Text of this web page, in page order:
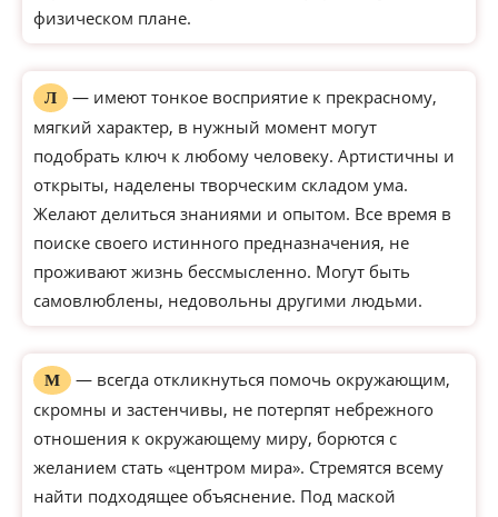
физическом плане.
Л
— имеют тонкое восприятие к прекрасному,
мягкий характер, в нужный момент могут
подобрать ключ к любому человеку. Артистичны и
открыты, наделены творческим складом ума.
Желают делиться знаниями и опытом. Все время в
поиске своего истинного предназначения, не
проживают жизнь бессмысленно. Могут быть
самовлюблены, недовольны другими людьми.
М
— всегда откликнуться помочь окружающим,
скромны и застенчивы, не потерпят небрежного
отношения к окружающему миру, борются с
желанием стать «центром мира». Стремятся всему
найти подходящее объяснение. Под маской